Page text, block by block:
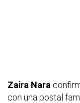
Zaira Nara
con una postal